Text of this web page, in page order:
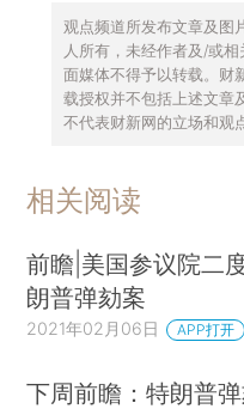
观点频道所发布文章及图
人所有，未经作者及/或
面媒体不得予以转载。财
载授权并不包括上述文章
不代表财新网的立场和观点
相关阅读
前瞻|美国参议院二
朗普弹劾案
2021年02月06日 APP打开
下周前瞻：特朗普